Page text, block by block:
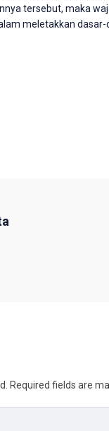
tersebut, maka
meletakkan
Required fields are